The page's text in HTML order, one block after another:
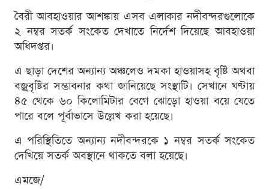
বৈরী আবহাওয়ার আশঙ্কায় এসব এলাকার নদীবন্দরগুলোকে
২ নম্বর সতর্ক সংকেত দেখাতে নির্দেশ দিয়েছে আবহাওয়া
অধিদপ্তর।
এ ছাড়া দেশের অন্যান্য অঞ্চলেও দমকা হাওয়াসহ বৃষ্টি অথবা
বজ্রবৃষ্টির সম্ভাবনার কথা জানিয়েছে সংস্থাটি। সেখানে ঘণ্টায়
৪৫ থেকে ৬০ কিলোমিটার বেগে ঝোড়ো হাওয়া বয়ে যেতে
পারে বলে পূর্বাভাসে উল্লেখ করা হয়েছে।
এ পরিস্থিতিতে অন্যান্য নদীবন্দরকে ১ নম্বর সতর্ক সংকেত
দেখিয়ে সতর্ক অবস্থানে থাকতে বলা হয়েছে।
এমজে/